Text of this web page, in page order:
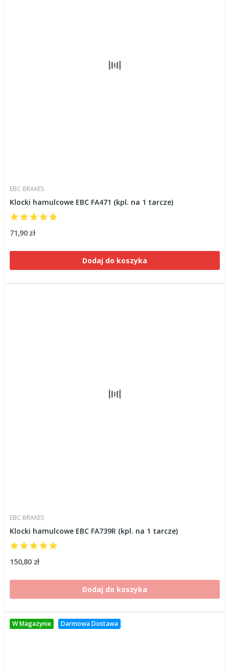
EBC BRAKES
Klocki hamulcowe EBC FA471 (kpl. na 1 tarcze)
71,90 zł
Dodaj do koszyka
EBC BRAKES
Klocki hamulcowe EBC FA739R (kpl. na 1 tarcze)
150,80 zł
Dodaj do koszyka
W Magazynie Darmowa Dostawa